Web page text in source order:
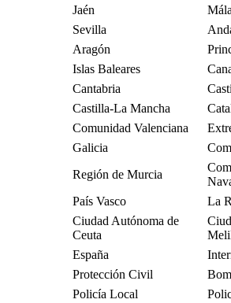
Jaén
Sevilla
Aragón
Islas Baleares
Cantabria
Castilla-La Mancha
Comunidad Valenciana
Galicia
Región de Murcia
País Vasco
La
Ciudad Autónoma de
Ceuta
España
Protección Civil
Policía Local